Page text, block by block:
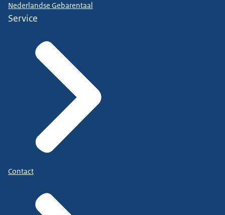
Nederlandse Gebarentaal
Service
Contact